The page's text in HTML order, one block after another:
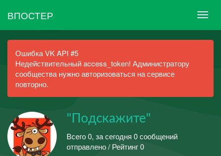
ВПОСТЕР
Ошибка VK API #5
Недействительный access_token! Администратору
сообщества нужно авторизоваться на сервисе
повторно.
"Подскажите"
Всего 0, за сегодня 0 сообщений
отправлено / Рейтинг 0